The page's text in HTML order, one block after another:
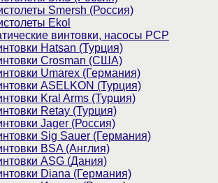
Smersh (Россия)
Ekol
винтовки, насосы PCP
Hatsan (Турция)
Crosman (США)
Umarex (Германия)
ASELKON (Турция)
Kral Arms (Турция)
Retay (Турция)
Jager (Россия)
Sig Sauer (Германия)
BSA (Англия)
ASG (Дания)
Diana (Германия)